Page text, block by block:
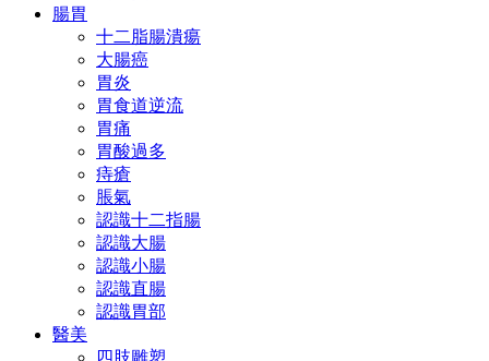
腸胃
十二脂腸潰瘍
大腸癌
胃炎
胃食道逆流
胃痛
胃酸過多
痔瘡
脹氣
認識十二指腸
認識大腸
認識小腸
認識直腸
認識胃部
醫美
四肢雕塑